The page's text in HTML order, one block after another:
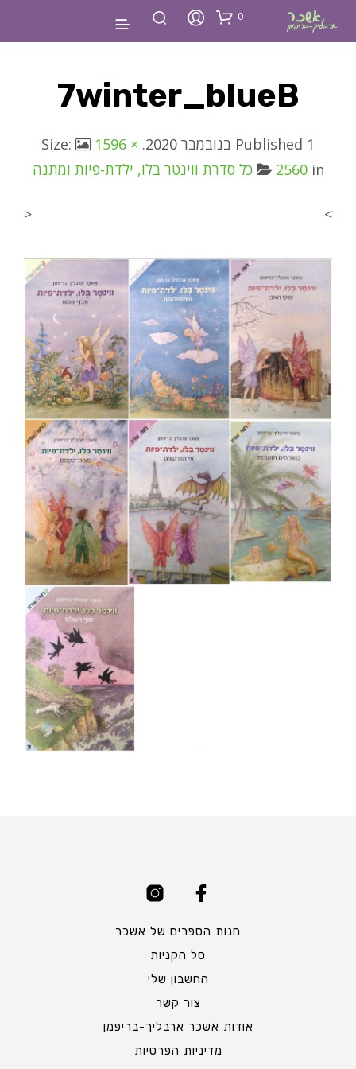
0
7winter_blueB
Published 1 בנובמבר 2020 . Size:
1596 ×
2560in כל סדרת ווינטר בלו, ילדת-פיות ומתנה
< >
חנות הספרים של אשכר
סל הקניות
החשבון שלי
צור קשר
אודות אשכר ארבליך-בריפמן
מדיניות הפרטיות